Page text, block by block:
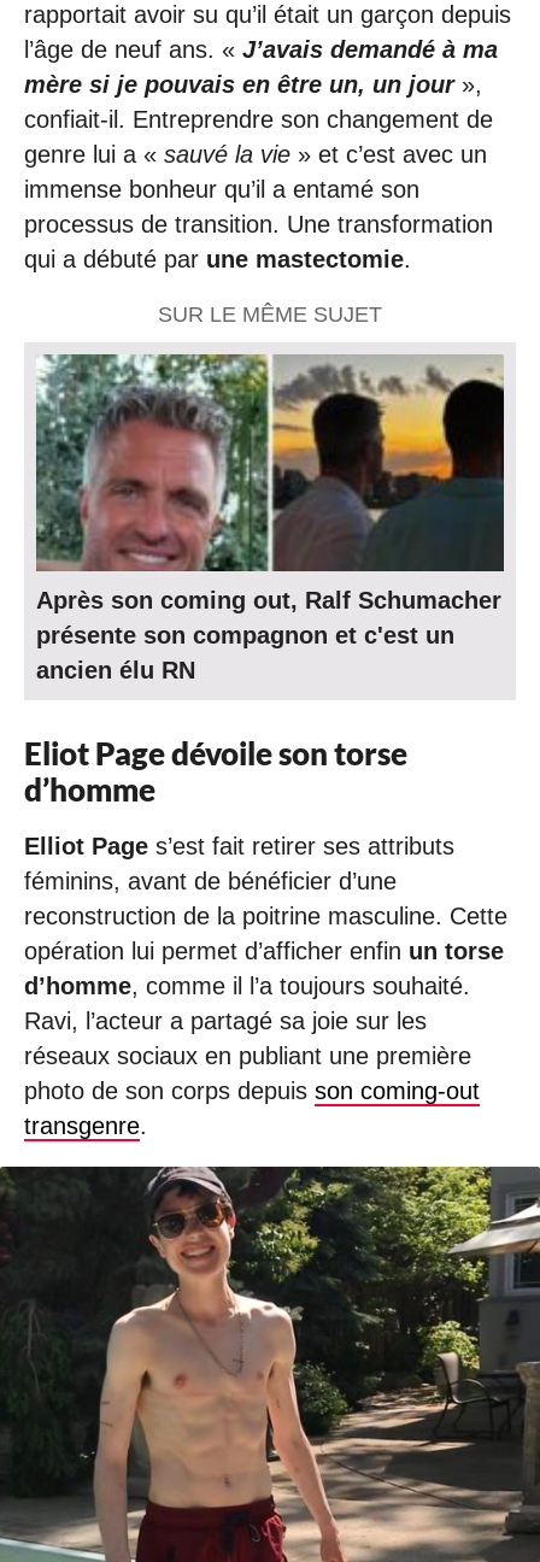
rapportait avoir su qu’il était un garçon depuis
l’âge de neuf ans. « J’avais demandé à ma
mère si je pouvais en être un, un jour»,
confiait-il. Entreprendre son changement de
genre lui a « sauvé la vie » et c’est avec un
immense bonheur qu’il a entamé son
processus de transition. Une transformation
qui a débuté par une mastectomie.
SUR LE MÊME SUJET
Après son coming out, Ralf Schumacher
présente son compagnon et c'est un
ancien élu RN
Eliot Page dévoile son torse
d’homme
Elliot Page s’est fait retirer ses attributs
féminins, avant de bénéficier d’une
reconstruction de la poitrine masculine. Cette
opération lui permet d’afficher enfin un torse
d’homme, comme il l’a toujours souhaité.
Ravi, l’acteur a partagé sa joie sur les
réseaux sociaux en publiant une première
photo de son corps depuis son coming-out
transgenre.